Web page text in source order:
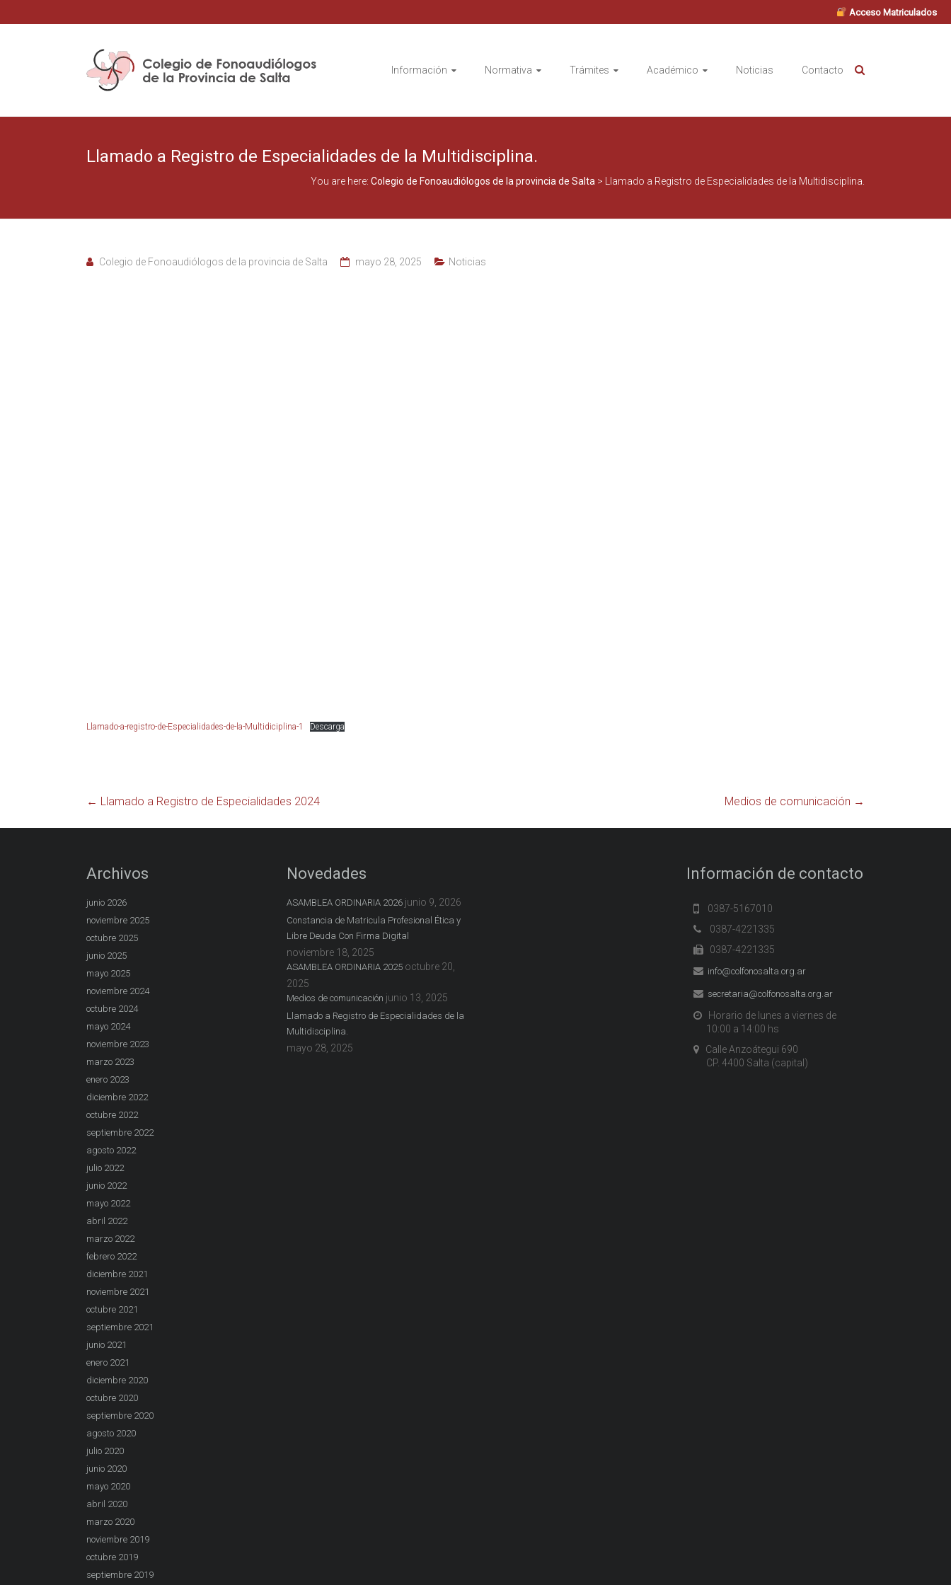
Acceso Matriculados
Colegio
de
de
provincia
de
Información Normativa Trámites Académico Noticias Contacto
Llamado a Registro de Especialidades de la Multidisciplina.
You are here: Colegio de Fonoaudiólogos de la provincia de Salta > Llamado a Registro de Especialidades de la Multidisciplina.
Colegio de Fonoaudiólogos de la provincia de Salta mayo 28, 2025 Noticias
Llamado-a-registro-de-Especialidades-de-la-Multidiciplina-1 Descarga
← Llamado a Registro de Especialidades 2024 Medios de comunicación →
Archivos
junio 2026
noviembre 2025
octubre 2025
junio 2025
mayo 2025
noviembre 2024
octubre 2024
mayo 2024
noviembre 2023
marzo 2023
enero 2023
diciembre 2022
octubre 2022
septiembre 2022
agosto 2022
julio 2022
junio 2022
mayo 2022
abril 2022
marzo 2022
febrero 2022
diciembre 2021
noviembre 2021
octubre 2021
septiembre 2021
junio 2021
enero 2021
diciembre 2020
octubre 2020
septiembre 2020
agosto 2020
julio 2020
junio 2020
mayo 2020
abril 2020
marzo 2020
noviembre 2019
octubre 2019
septiembre 2019
Novedades
ASAMBLEA ORDINARIA 2026 junio 9, 2026
Constancia de Matricula Profesional Ética y
Libre Deuda Con Firma Digital
noviembre 18, 2025
ASAMBLEA ORDINARIA 2025 octubre 20,
2025
Medios de comunicación junio 13, 2025
Llamado a Registro de Especialidades de la
Multidisciplina.
mayo 28, 2025
Información de contacto
0387-5167010
0387-4221335
0387-4221335
info@colfonosalta.org.ar
secretaria@colfonosalta.org.ar
Horario de lunes a viernes de
10:00 a 14:00 hs
Calle Anzoátegui 690
CP. 4400 Salta (capital)